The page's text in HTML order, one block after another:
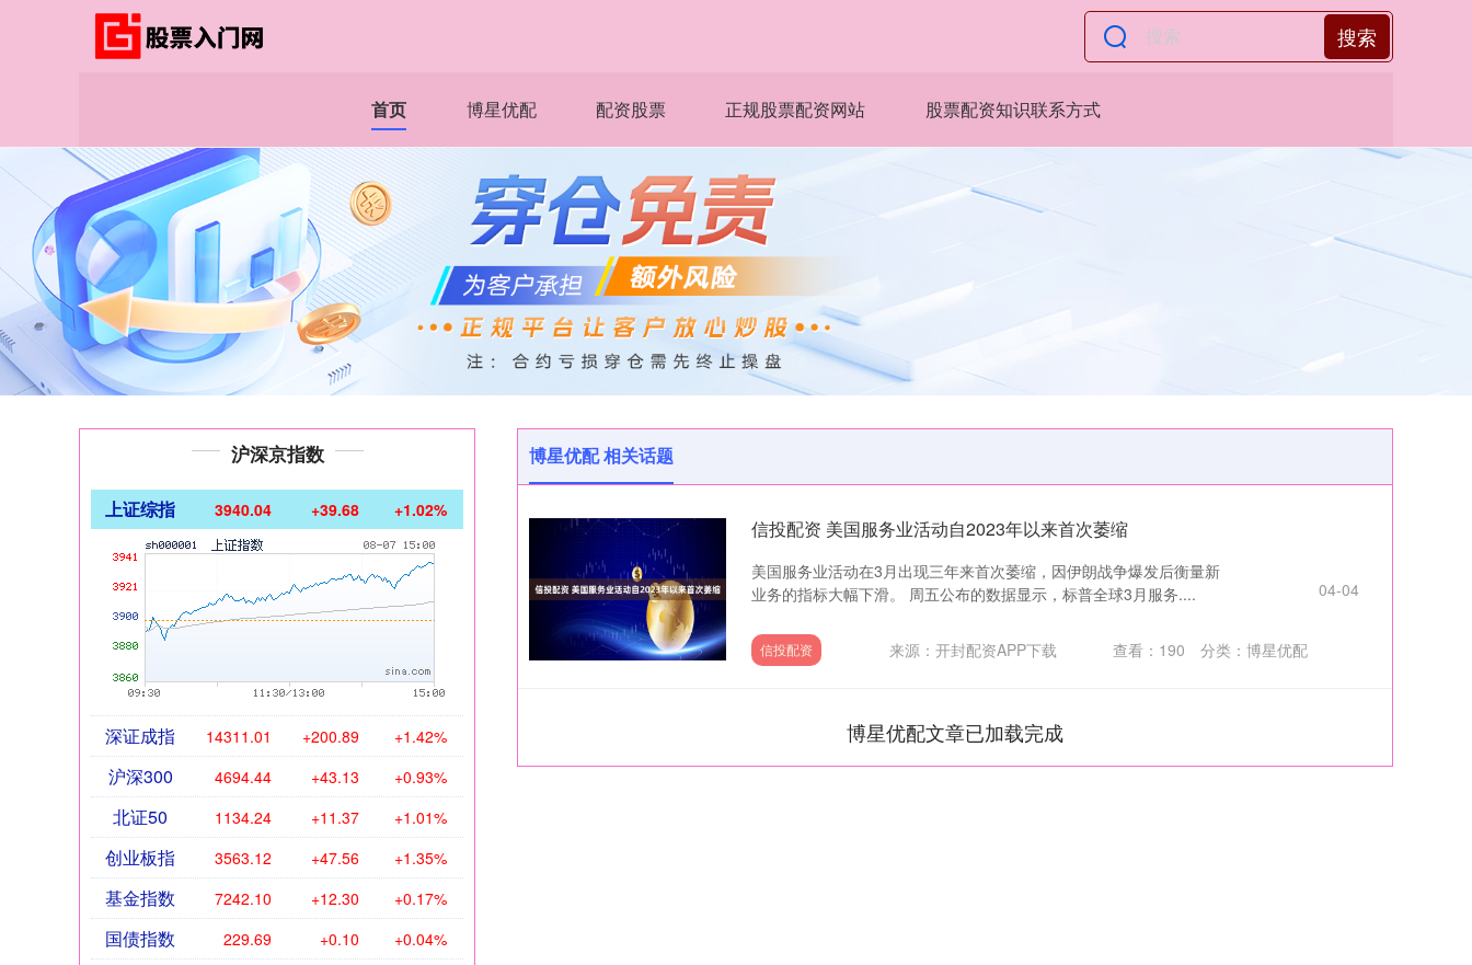
搜索
首页 博星优配 配资股票 正规股票配资网站 股票配资知识联系方式
博星优配 相关话题
信投配资 美国服务业活动自2023年以来首次萎缩
美国服务业活动在3月出现三年来首次萎缩，因伊朗战争爆发后衡量新
业务的指标大幅下滑。 周五公布的数据显示，标普全球3月服务....
04-04
信投配资 来源：开封配资APP下载 查看： 190 分类：博星优配
博星优配文章已加载完成
沪深京指数
上证综指 3940.04 +39.68 +1.02%
深证成指 14311.01 +200.89 +1.42%
沪深300 4694.44 +43.13 +0.93%
北证50 1134.24 +11.37 +1.01%
创业板指 3563.12 +47.56 +1.35%
基金指数 7242.10 +12.30 +0.17%
国债指数 229.69 +0.10 +0.04%